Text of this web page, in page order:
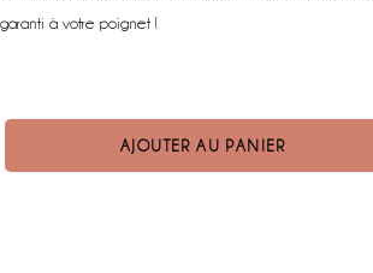
à votre poignet !
AJOUTER AU PANIER